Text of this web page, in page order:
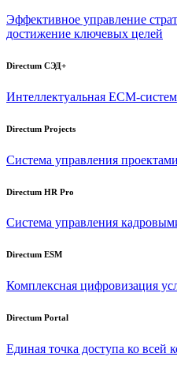
Эффективное управление
достижение ключевых целей
Directum СЭД+
Интеллектуальная ECM-
Directum Projects
Система управления проектами
Directum HR Pro
Система управления
Directum ESM
Комплексная цифровизация
Directum Portal
Единая точка доступа ко